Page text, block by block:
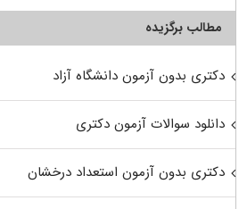
مطالب برگزیده
دکتری بدون آزمون دانشگاه آزاد
دانلود سوالات آزمون دکتری
دکتری بدون آزمون استعداد درخشان